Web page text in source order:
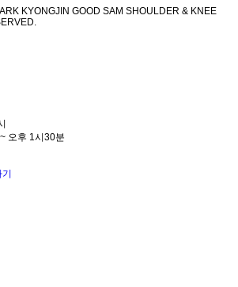
KYONGJIN GOOD SAM SHOULDER & KNEE
오후 1시30분